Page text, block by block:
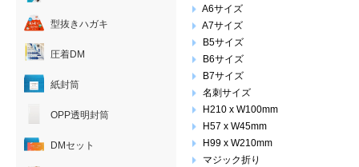
A6サイズ
A7サイズ
B5サイズ
B6サイズ
B7サイズ
名刺サイズ
H210 x W100mm
H57 x W45mm
H99 x W210mm
マジック折り
型抜きハガキ
圧着DM
紙封筒
OPP透明封筒
DMセット